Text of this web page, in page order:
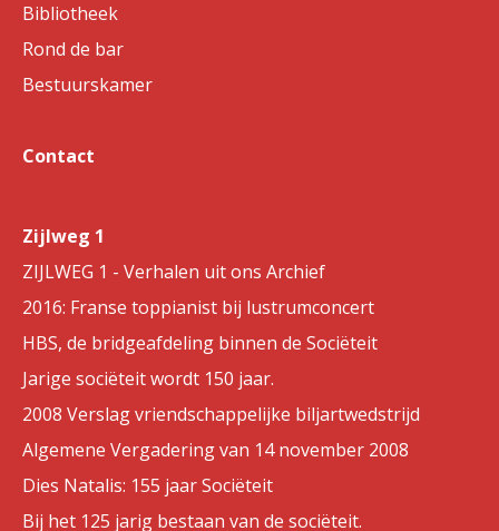
Bibliotheek
Rond de bar
Bestuurskamer
Contact
Zijlweg 1
ZIJLWEG 1 - Verhalen uit ons Archief
2016: Franse toppianist bij lustrumconcert
HBS, de bridgeafdeling binnen de Sociëteit
Jarige sociëteit wordt 150 jaar.
2008 Verslag vriendschappelijke biljartwedstrijd
Algemene Vergadering van 14 november 2008
Dies Natalis: 155 jaar Sociëteit
Bij het 125 jarig bestaan van de sociëteit.